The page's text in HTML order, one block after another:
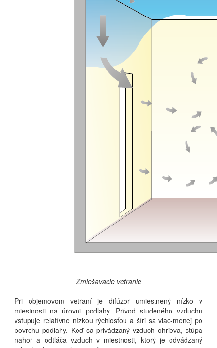
Zmiešavacie vetranie
Pri objemovom vetraní je difúzor umiestnený nízko v
miestnosti na úrovni podlahy. Prívod studeného vzduchu
vstupuje relatívne nízkou rýchlosťou a šíri sa viac-menej po
povrchu podlahy. Keď sa privádzaný vzduch ohrieva, stúpa
nahor a odtláča vzduch v miestnosti, ktorý je odvádzaný